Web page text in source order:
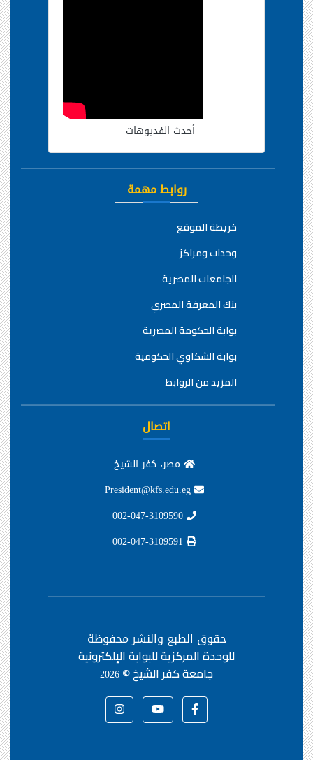
أحدث الفديوهات
روابط مهمة
خريطة الموقع
وحدات ومراكز
الجامعات المصرية
بنك المعرفة المصري
بوابة الحكومة المصرية
بوابة الشكاوي الحكومية
المزيد من الروابط
اتصال
مصر، كفر الشيخ
حقوق الطبع والنشر محفوظة
للوحدة المركزية للبوابة الإلكترونية
جامعة كفر الشيخ ©2026